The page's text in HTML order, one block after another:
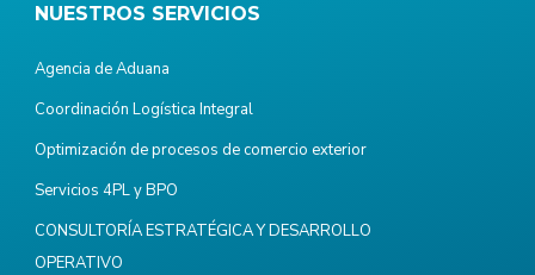
NUESTROS SERVICIOS
Agencia de Aduana
Coordinación Logística Integral
Optimización de procesos de comercio exterior
Servicios 4PL y BPO
CONSULTORÍA ESTRATÉGICA Y DESARROLLO
OPERATIVO